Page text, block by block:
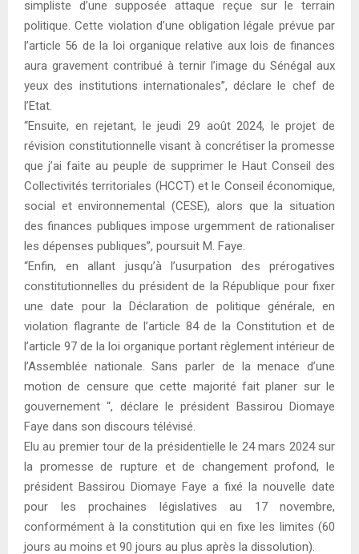
simpliste d’une supposée attaque reçue sur le terrain
politique. Cette violation d’une obligation légale prévue par
l’article 56 de la loi organique relative aux lois de finances
aura gravement contribué à ternir l’image du Sénégal aux
yeux des institutions internationales”, déclare le chef de
l’Etat.
“Ensuite, en rejetant, le jeudi 29 août 2024, le projet de
révision constitutionnelle visant à concrétiser la promesse
que j’ai faite au peuple de supprimer le Haut Conseil des
Collectivités territoriales (HCCT) et le Conseil économique,
social et environnemental (CESE), alors que la situation
des finances publiques impose urgemment de rationaliser
les dépenses publiques”, poursuit M. Faye.
“Enfin, en allant jusqu’à l’usurpation des prérogatives
constitutionnelles du président de la République pour fixer
une date pour la Déclaration de politique générale, en
violation flagrante de l’article 84 de la Constitution et de
l’article 97 de la loi organique portant règlement intérieur de
l’Assemblée nationale. Sans parler de la menace d’une
motion de censure que cette majorité fait planer sur le
gouvernement “, déclare le président Bassirou Diomaye
Faye dans son discours télévisé.
Elu au premier tour de la présidentielle le 24 mars 2024 sur
la promesse de rupture et de changement profond, le
président Bassirou Diomaye Faye a fixé la nouvelle date
pour les prochaines législatives au 17 novembre,
conformément à la constitution qui en fixe les limites (60
jours au moins et 90 jours au plus après la dissolution).